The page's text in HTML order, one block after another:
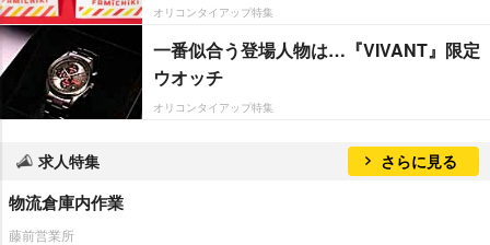
オリコンタイアップ特集
一番似合う登場人物は…『VIVANT』限定
ウオッチ
オリコンタイアップ特集
求人特集 さらに見る
物流倉庫内作業
藤前営業所